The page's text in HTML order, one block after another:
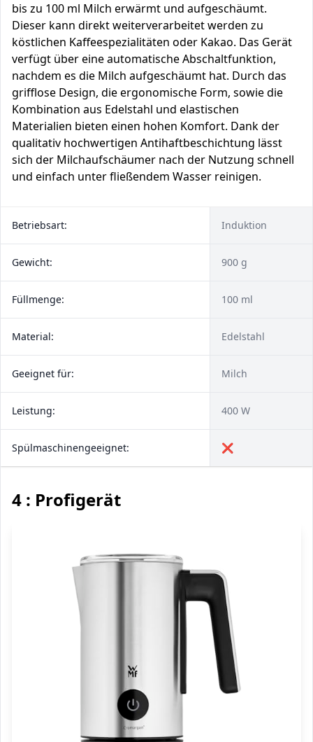
bis zu 100 ml Milch erwärmt und aufgeschäumt.
Dieser kann direkt weiterverarbeitet werden zu
köstlichen Kaffeespezialitäten oder Kakao. Das Gerät
verfügt über eine automatische Abschaltfunktion,
nachdem es die Milch aufgeschäumt hat. Durch das
grifflose Design, die ergonomische Form, sowie die
Kombination aus Edelstahl und elastischen
Materialien bieten einen hohen Komfort. Dank der
qualitativ hochwertigen Antihaftbeschichtung lässt
sich der Milchaufschäumer nach der Nutzung schnell
und einfach unter fließendem Wasser reinigen.
Betriebsart: Induktion
Gewicht: 900 g
Füllmenge: 100 ml
Material: Edelstahl
Geeignet für: Milch
Leistung: 400 W
Spülmaschinengeeignet: ❌
4 : Profigerät